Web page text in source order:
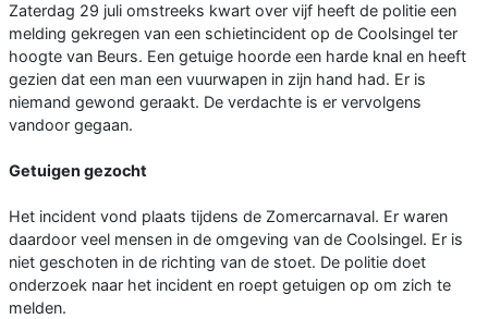
Zaterdag 29 juli omstreeks kwart over vijf heeft de politie een
melding gekregen van een schietincident op de Coolsingel ter
hoogte van Beurs. Een getuige hoorde een harde knal en heeft
gezien dat een man een vuurwapen in zijn hand had. Er is
niemand gewond geraakt. De verdachte is er vervolgens
vandoor gegaan.
Getuigen gezocht
Het incident vond plaats tijdens de Zomercarnaval. Er waren
daardoor veel mensen in de omgeving van de Coolsingel. Er is
niet geschoten in de richting van de stoet. De politie doet
onderzoek naar het incident en roept getuigen op om zich te
melden.